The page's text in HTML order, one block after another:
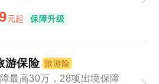
元起 保障升级
游保险 旅游险
最高30万，28项出境保障